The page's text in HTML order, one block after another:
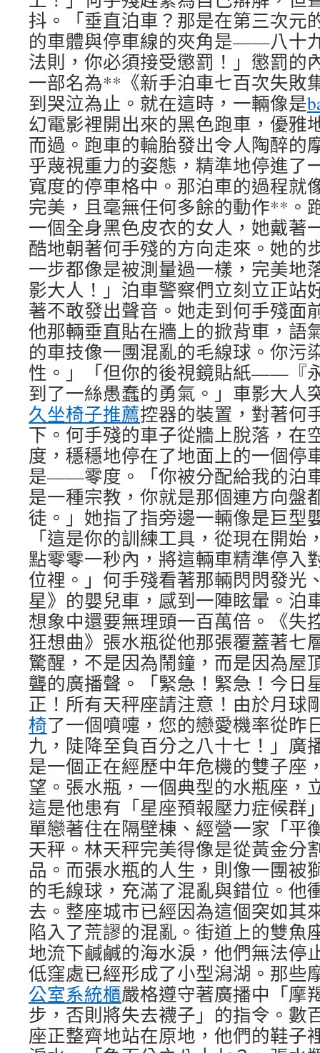
抖。「垂直泊車？那是在第三次元
的車體與停車線的夾角是——八十
法則，你必須接受懲罰！」懲罰的
一部名為**《新手泊車七百次失敗
到哭泣為止。就在這時，一輛像是
幻電影裡開出來的黑色跑車，優雅
而過。跑車的輪胎發出令人陶醉的
乎蔑視重力的姿態，精準地停進了
寬度的停車格中。那泊車的過程就
完美，且毫無任何多餘的動作**。
一個全身黑色皮衣的女人，她戴著
酷地朝著何手殘的方向走來。她的
一步都像是被測量過一樣，完美地
影大人！」泊車警察們立刻立正站
著不敢發出聲音。她走到何手殘面
他那輛垂直貼在牆上的掀背車，語
的車技像一團混亂的毛線球。你污
性。」「但你的後視鏡貼紙——『
到了一絲愚蠢的勇氣。」車影大人
久坐椅子推薦控器的裝置，對著何
下。何手殘的車子從牆上脫落，在
度，穩穩地停在了地面上的一個停
是——零度。「你被分配給我的泊
是一種宗教，你就是那個連方向盤
徒。」她指了指旁邊一輛像是巨型
「這是你的訓練工具，從現在開始
點零零一秒內，將這輛車精準停入
位裡。」何手殘看著那輛閃閃發光
星》的嬰兒車，感到一陣眩暈。泊
想象中還要無理頭一百萬倍。《失
狂想曲》張水瓶從他那張覆蓋著七
驚醒，不是因為鬧鐘，而是因為屋
聾的廣播聲。「緊急！緊急！今日
正！所有天秤座請注意！由於月球
椅了一個噴嚏，您的戀愛機率從昨
九，陡降至負百分之八十七！」廣
是一個正在經歷中年危機的雙子座
望。張水瓶，一個典型的水瓶座，
這是他患有「星座預報壓力症候群
單戀著住在隔壁棟、經營一家「平
天秤。林天秤完美得像是從黃金分
品。而張水瓶的人生，則像一團被
的毛線球，充滿了混亂與錯位。他
去。整座城市已經因為這個突如其
陷入了荒謬的混亂。街道上的雙魚
地流下鹹鹹的海水淚，他們無法停
低窪處已經形成了小型潟湖。那些
公室系統櫃嚴格遵守著廣播中「摩
步，否則將失去襪子」的指令。數
座正整齊地站在原地，他們的鞋子